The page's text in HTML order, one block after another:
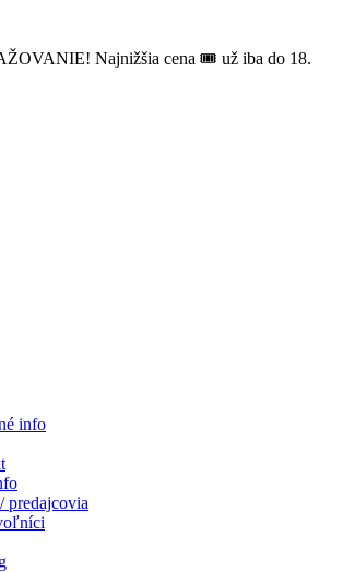
Najnižšia cena 🎟️ už iba do 18.
info
predajcovia